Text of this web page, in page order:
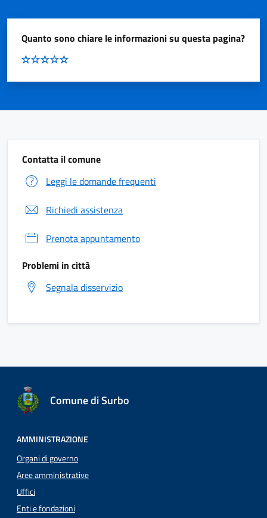
Quanto sono chiare le informazioni su questa pagina?
Contatta il comune
Leggi le domande frequenti
Richiedi assistenza
Prenota appuntamento
Problemi in città
Segnala disservizio
Comune di Surbo
AMMINISTRAZIONE
Organi di governo
Aree amministrative
Uffici
Enti e fondazioni